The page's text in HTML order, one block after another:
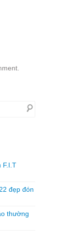
F.I.T
đẹp đón
thường